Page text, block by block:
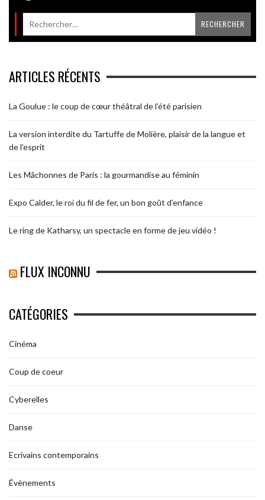
ARTICLES RÉCENTS
La Goulue : le coup de cœur théâtral de l’été parisien
La version interdite du Tartuffe de Molière, plaisir de la langue et
de l’esprit
Les Mâchonnes de Paris : la gourmandise au féminin
Expo Calder, le roi du fil de fer, un bon goût d’enfance
Le ring de Katharsy, un spectacle en forme de jeu vidéo !
FLUX INCONNU
CATÉGORIES
Cinéma
Coup de coeur
Cyberelles
Danse
Ecrivains contemporains
Évènements